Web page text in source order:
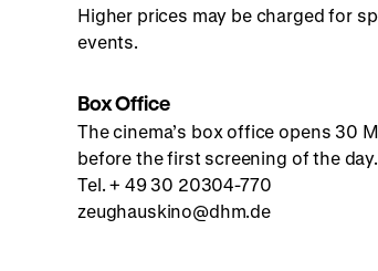
Higher prices may be charged for
events.
Box Office
The cinema’s box office opens 30
before the first screening of the day.
Tel. + 49 30 20304-770
zeughauskino@dhm.de